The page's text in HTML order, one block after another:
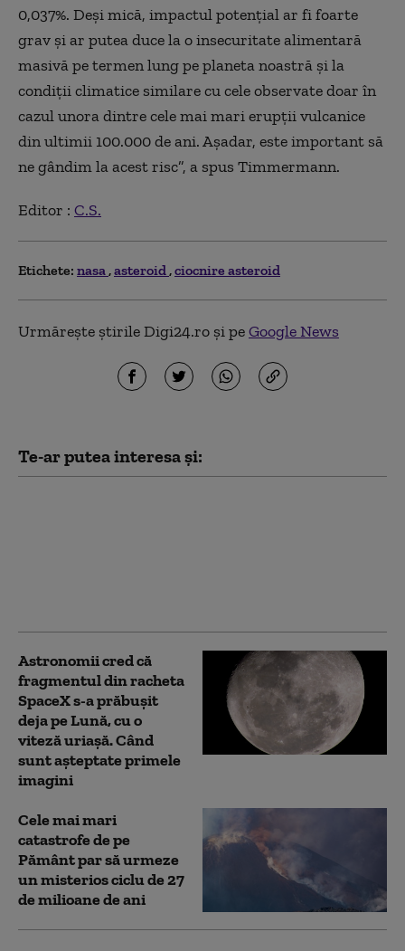
0,037%. Deși mică, impactul potențial ar fi foarte
grav și ar putea duce la o insecuritate alimentară
masivă pe termen lung pe planeta noastră și la
condiții climatice similare cu cele observate doar în
cazul unora dintre cele mai mari erupții vulcanice
din ultimii 100.000 de ani. Așadar, este important să
ne gândim la acest risc”, a spus Timmermann.
Editor : C.S.
Etichete: nasa asteroid ciocnire asteroid
Urmărește știrile Digi24.ro și peGoogle News
Te-ar putea interesa și:
Astronomii cred că
fragmentul din racheta
SpaceX s-a prăbușit
deja pe Lună, cu o
viteză uriașă. Când
sunt așteptate primele
imagini
Cele mai mari
catastrofe de pe
Pământ par să urmeze
un misterios ciclu de 27
de milioane de ani